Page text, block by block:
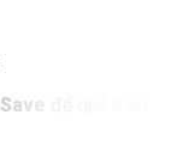
Save